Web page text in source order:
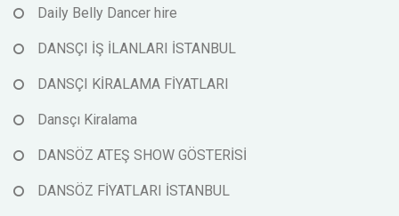
Daily Belly Dancer hire
DANSÇI İŞ İLANLARI İSTANBUL
DANSÇI KİRALAMA FİYATLARI
Dansçı Kiralama
DANSÖZ ATEŞ SHOW GÖSTERİSİ
DANSÖZ FİYATLARI İSTANBUL